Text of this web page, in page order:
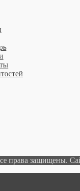
права защищены.